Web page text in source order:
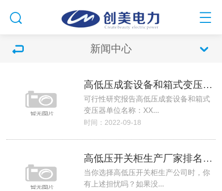
新闻中心
高低压成套设备和箱式变压器等装备生产项目可行性研究报告
可行性研究报告高低压成套设备和箱式
变压器单位名称：XX...
时间：2022-09-18
高低压开关柜生产厂家排名_10kv高低压开关柜价格表_35kv高低压开关柜十大品牌
当你选择高低压开关柜生产公司时，你
有上述担忧吗？如果没...